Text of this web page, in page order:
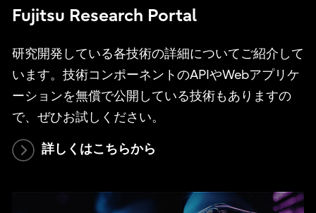
Fujitsu Research Portal
研究開発している各技術の詳細についてご紹介して
います。技術コンポーネントのAPIやWebアプリケ
ーションを無償で公開している技術もありますの
で、ぜひお試しください。
詳しくはこちらから